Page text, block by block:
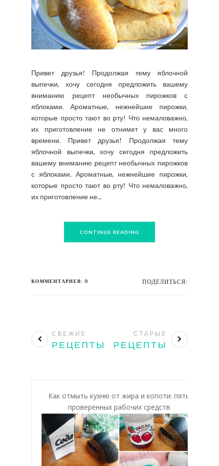
Привет друзья! Продолжая тему яблочной
выпечки, хочу сегодня предложить вашему
вниманию рецепт необычных пирожков с
яблоками. Ароматные, нежнейшие пирожки,
которые просто тают во рту! Что немаловажно,
их приготовление не отнимет у вас много
времени. Привет друзья! Продолжая тему
яблочной выпечки, хочу сегодня предложить
вашему вниманию рецепт необычных пирожков
с яблоками. Ароматные, нежнейшие пирожки,
которые просто тают во рту! Что немаловажно,
их приготовление не...
CONTINUE READING
КОММЕНТАРИЕВ: 0 ПОДЕЛИТЬСЯ:
СВЕЖИЕ
РЕЦЕПТЫ
СТАРЫЕ
РЕЦЕПТЫ
Как отмыть кухню от жира и копоти: пять
проверенных рабочих средств